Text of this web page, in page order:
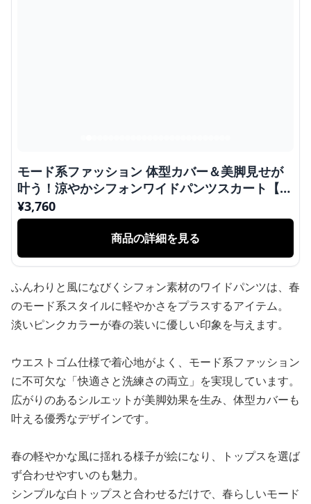
モード系ファッション 体型カバー＆美脚見せが
叶う！涼やかシフォンワイドパンツスカート【ウ
エストゴム／春夏／軽やか素材】
¥3,760
商品の詳細を見る
ふんわりと風になびくシフォン素材のワイドパンツは、春
のモード系スタイルに軽やかさをプラスするアイテム。
淡いピンクカラーが春の装いに優しい印象を与えます。
ウエストゴム仕様で着心地がよく、モード系ファッション
に不可欠な「快適さと洗練さの両立」を実現しています。
広がりのあるシルエットが美脚効果を生み、体型カバーも
叶える優秀なデザインです。
春の軽やかな風に揺れる様子が絵になり、トップスを選ば
ず合わせやすいのも魅力。
シンプルな白トップスと合わせるだけで、春らしいモード